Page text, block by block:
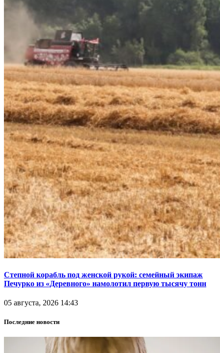
Степной корабль под женской рукой: семейный экипаж
Печурко из «Деревного» намолотил первую тысячу тонн
05 августа, 2026 14:43
Последние новости